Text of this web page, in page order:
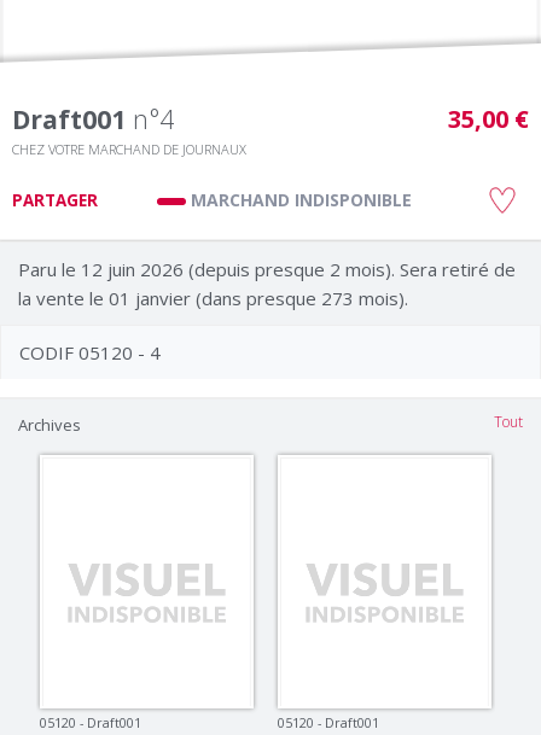
Draft001 n°4
CHEZ VOTRE MARCHAND DE JOURNAUX
35,00 €
PARTAGER MARCHAND INDISPONIBLE
Paru le 12 juin 2026 (depuis presque 2 mois). Sera retiré de
la vente le 01 janvier (dans presque 273 mois).
CODIF 05120 - 4
Archives Tout
05120 - Draft001 05120 - Draft001